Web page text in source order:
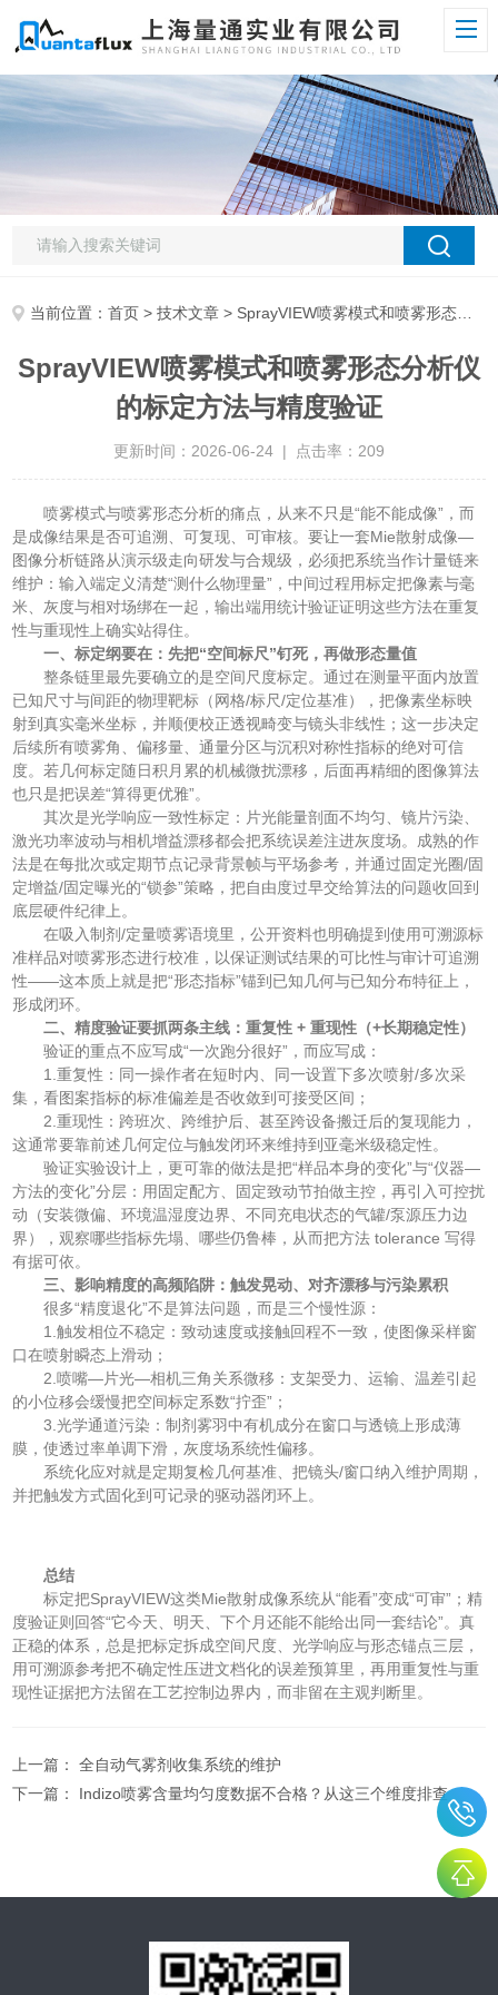
当前位置：首页 >技术文章 > SprayVIEW喷雾模式和喷雾形态分析仪的标定方法与精度验证
SprayVIEW喷雾模式和喷雾形态分析仪
的标定方法与精度验证
更新时间：2026-06-24 | 点击率：209
喷雾模式与喷雾形态分析的痛点，从来不只是“能不能成像”，而
是成像结果是否可追溯、可复现、可审核。要让一套Mie散射成像—
图像分析链路从演示级走向研发与合规级，必须把系统当作计量链来
维护：输入端定义清楚“测什么物理量”，中间过程用标定把像素与毫
米、灰度与相对场绑在一起，输出端用统计验证证明这些方法在重复
性与重现性上确实站得住。
一、标定纲要在：先把“空间标尺”钉死，再做形态量值
整条链里最先要确立的是空间尺度标定。通过在测量平面内放置
已知尺寸与间距的物理靶标（网格/标尺/定位基准），把像素坐标映
射到真实毫米坐标，并顺便校正透视畸变与镜头非线性；这一步决定
后续所有喷雾角、偏移量、通量分区与沉积对称性指标的绝对可信
度。若几何标定随日积月累的机械微扰漂移，后面再精细的图像算法
也只是把误差“算得更优雅”。
其次是光学响应一致性标定：片光能量剖面不均匀、镜片污染、
激光功率波动与相机增益漂移都会把系统误差注进灰度场。成熟的作
法是在每批次或定期节点记录背景帧与平场参考，并通过固定光圈/固
定增益/固定曝光的“锁参”策略，把自由度过早交给算法的问题收回到
底层硬件纪律上。
在吸入制剂/定量喷雾语境里，公开资料也明确提到使用可溯源标
准样品对喷雾形态进行校准，以保证测试结果的可比性与审计可追溯
性——这本质上就是把“形态指标”锚到已知几何与已知分布特征上，
形成闭环。
二、精度验证要抓两条主线：重复性 + 重现性（+长期稳定性）
验证的重点不应写成“一次跑分很好”，而应写成：
1.重复性：同一操作者在短时内、同一设置下多次喷射/多次采
集，看图案指标的标准偏差是否收敛到可接受区间；
2.重现性：跨班次、跨维护后、甚至跨设备搬迁后的复现能力，
这通常要靠前述几何定位与触发闭环来维持到亚毫米级稳定性。
验证实验设计上，更可靠的做法是把“样品本身的变化”与“仪器—
方法的变化”分层：用固定配方、固定致动节拍做主控，再引入可控扰
动（安装微偏、环境温湿度边界、不同充电状态的气罐/泵源压力边
界），观察哪些指标先塌、哪些仍鲁棒，从而把方法 tolerance 写得
有据可依。
三、影响精度的高频陷阱：触发晃动、对齐漂移与污染累积
很多“精度退化”不是算法问题，而是三个慢性源：
1.触发相位不稳定：致动速度或接触回程不一致，使图像采样窗
口在喷射瞬态上滑动；
2.喷嘴—片光—相机三角关系微移：支架受力、运输、温差引起
的小位移会缓慢把空间标定系数“拧歪”；
3.光学通道污染：制剂雾羽中有机成分在窗口与透镜上形成薄
膜，使透过率单调下滑，灰度场系统性偏移。
系统化应对就是定期复检几何基准、把镜头/窗口纳入维护周期，
并把触发方式固化到可记录的驱动器闭环上。
总结
标定把SprayVIEW这类Mie散射成像系统从“能看”变成“可审”；精
度验证则回答“它今天、明天、下个月还能不能给出同一套结论”。真
正稳的体系，总是把标定拆成空间尺度、光学响应与形态锚点三层，
用可溯源参考把不确定性压进文档化的误差预算里，再用重复性与重
现性证据把方法留在工艺控制边界内，而非留在主观判断里。
上一篇：全自动气雾剂收集系统的维护
下一篇： Indizo喷雾含量均匀度数据不合格？从这三个维度排查